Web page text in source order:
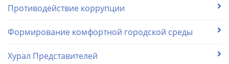
Противодействие коррупции
Формирование комфортной городской среды
Хурал Представителей